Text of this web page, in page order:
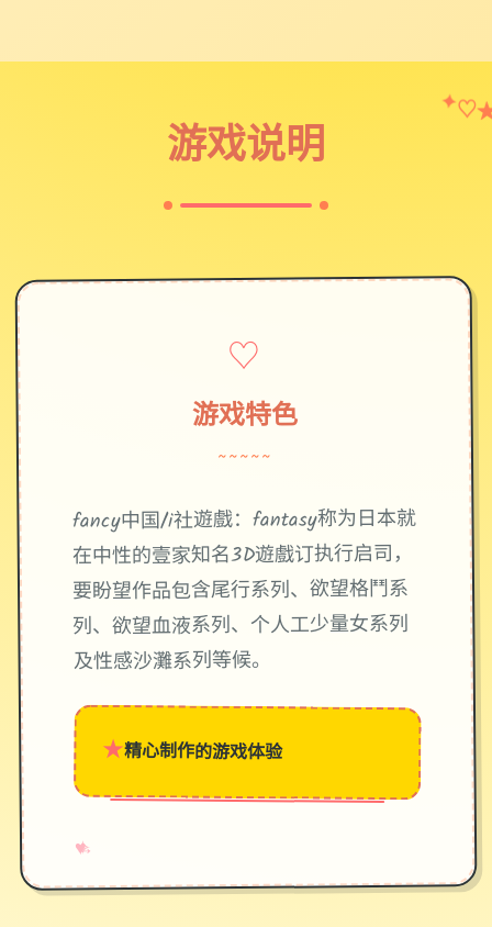
游戏说明
♡
♡
游戏特色
~~~~~
fancy中国/i社遊戲：fantasy称为日本就
在中性的壹家知名3D遊戲订执行启司，
要盼望作品包含尾行系列、欲望格鬥系
列、欲望血液系列、个人工少量女系列
及性感沙灘系列等候。
★精心制作的游戏体验
♥
✧
→